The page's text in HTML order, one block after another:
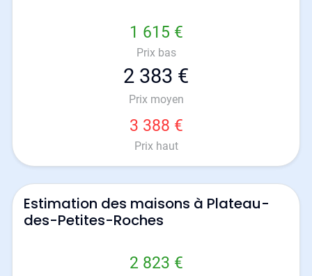
1 615 €
Prix bas
2 383 €
Prix moyen
3 388 €
Prix haut
Estimation des maisons à Plateau-
des-Petites-Roches
2 823 €